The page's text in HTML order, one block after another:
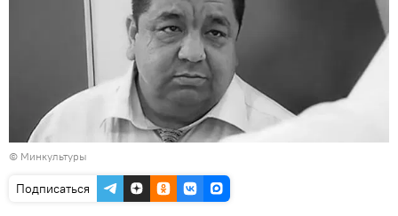
© Минкультуры
Подписаться